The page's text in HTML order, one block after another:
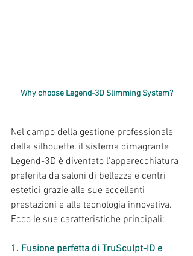
Why choose Legend-3D Slimming System?
Nel campo della gestione professionale
della silhouette, il sistema dimagrante
Legend-3D è diventato l'apparecchiatura
preferita da saloni di bellezza e centri
estetici grazie alle sue eccellenti
prestazioni e alla tecnologia innovativa.
Ecco le sue caratteristiche principali:
1. Fusione perfetta di TruSculpt-ID e